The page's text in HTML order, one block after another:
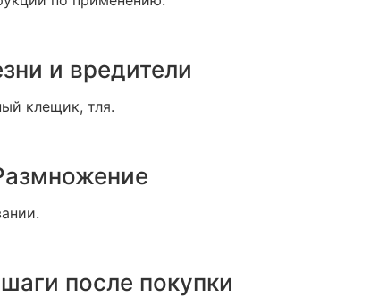
и вредители
клещик, тля.
после покупки